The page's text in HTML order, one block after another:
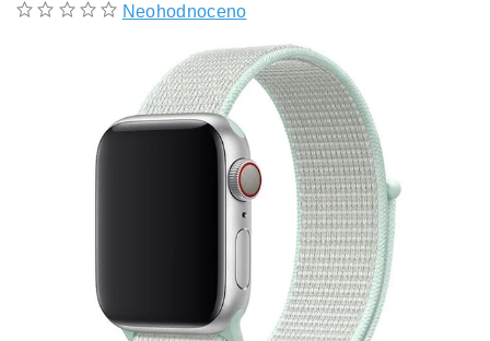
Neohodnoceno